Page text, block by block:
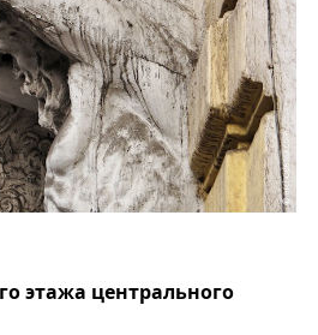
этажа центрального